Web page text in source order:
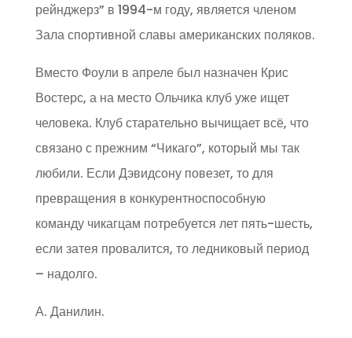
рейнджерз” в 1994-м году, является членом
Зала спортивной славы американских поляков.
Вместо Фоули в апреле был назначен Крис
Востерс, а на место Ольчика клуб уже ищет
человека. Клуб старательно вычищает всё, что
связано с прежним “Чикаго”, который мы так
любили. Если Дэвидсону повезет, то для
превращения в конкурентноспособную
команду чикагцам потребуется лет пять-шесть,
если затея провалится, то ледниковый период
– надолго.
А. Данилин.